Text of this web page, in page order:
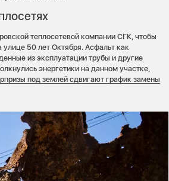
теплосетевой компании СГК, чтобы
улице 50 лет Октября. Асфальт как
из эксплуатации трубы и другие
энергетики на данном участке,
под землей сдвигают график замены